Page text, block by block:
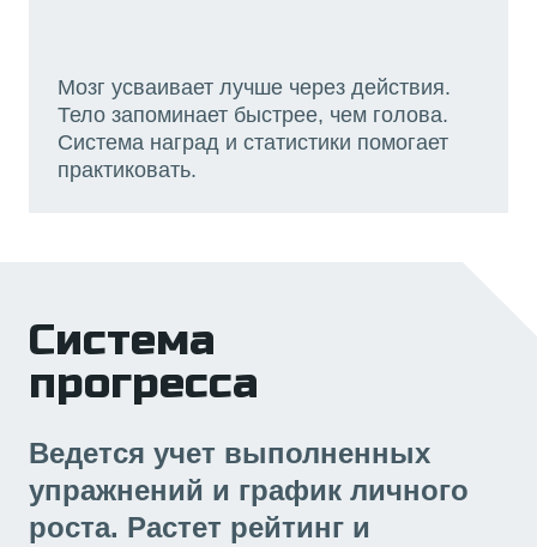
Мозг усваивает лучше через действия.
Тело запоминает быстрее, чем голова.
Система наград и статистики помогает
практиковать.
Система
прогресса
Ведется учет выполненных
упражнений и график личного
роста. Растет рейтинг и